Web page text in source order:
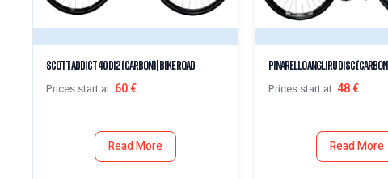
Scott Addict 40 Di2 (Carbon) | Bike Road
Prices start at: 60€
Read More
Pinarello Angliru Disc (Carbon)
Prices start at: 48€
Read More